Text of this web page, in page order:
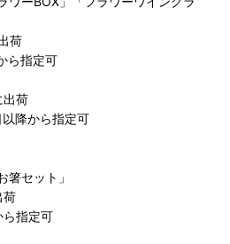
荷
ら指定可
出荷
降から指定可
セット」
荷
指定可